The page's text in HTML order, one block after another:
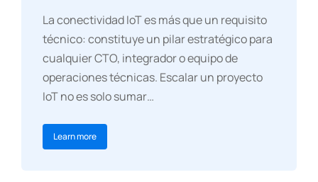
La conectividad IoT es más que un requisito
técnico: constituye un pilar estratégico para
cualquier CTO, integrador o equipo de
operaciones técnicas. Escalar un proyecto
IoT no es solo sumar…
Learn more